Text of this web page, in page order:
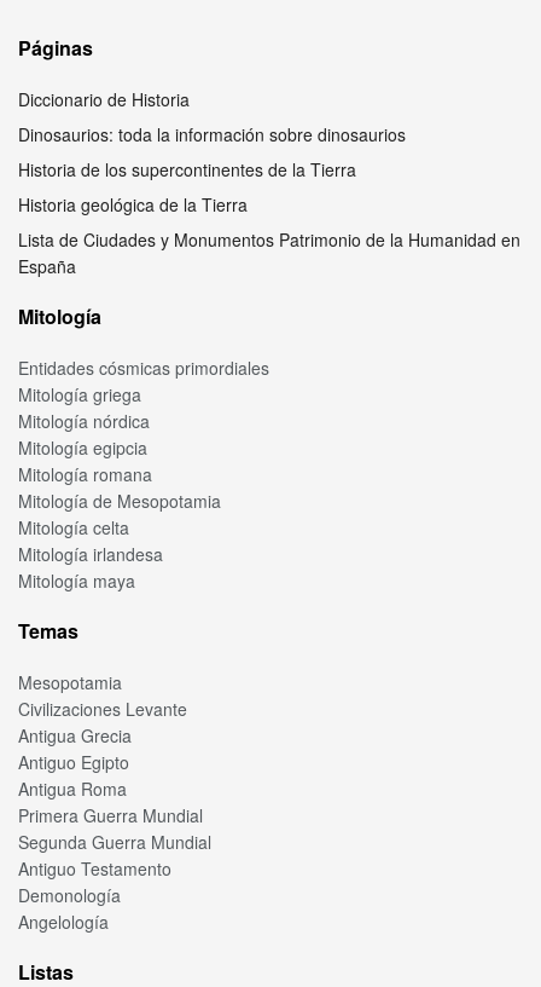
Páginas
Diccionario de Historia
Dinosaurios: toda la información sobre dinosaurios
Historia de los supercontinentes de la Tierra
Historia geológica de la Tierra
Lista de Ciudades y Monumentos Patrimonio de la Humanidad en
España
Mitología
Entidades cósmicas primordiales
Mitología griega
Mitología nórdica
Mitología egipcia
Mitología romana
Mitología de Mesopotamia
Mitología celta
Mitología irlandesa
Mitología maya
Temas
Mesopotamia
Civilizaciones Levante
Antigua Grecia
Antiguo Egipto
Antigua Roma
Primera Guerra Mundial
Segunda Guerra Mundial
Antiguo Testamento
Demonología
Angelología
Listas